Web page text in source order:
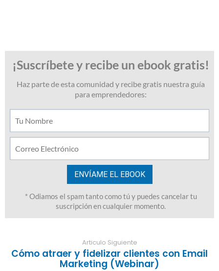
Articulo Siguiente
Cómo atraer y fidelizar clientes con Email
Marketing (Webinar)